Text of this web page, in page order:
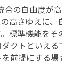
の自由度が
高さゆえに
標準機能を
クトといえ
前提にする